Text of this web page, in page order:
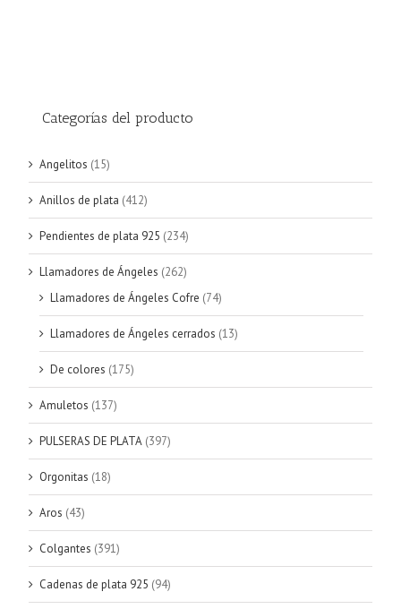
Categorías del producto
Angelitos (15)
Anillos de plata (412)
Pendientes de plata 925 (234)
Llamadores de Ángeles (262)
Llamadores de Ángeles Cofre (74)
Llamadores de Ángeles cerrados (13)
De colores (175)
Amuletos (137)
PULSERAS DE PLATA (397)
Orgonitas (18)
Aros (43)
Colgantes (391)
Cadenas de plata 925 (94)